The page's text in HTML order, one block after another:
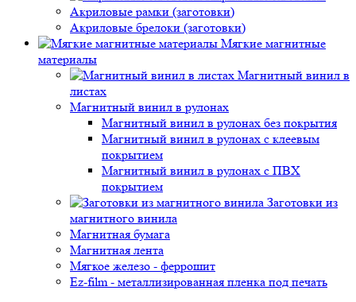
Акриловые рамки (заготовки)
Акриловые брелоки (заготовки)
Мягкие магнитные
материалы
Магнитный винил в
листах
Магнитный винил в рулонах
Магнитный винил в рулонах без покрытия
Магнитный винил в рулонах с клеевым
покрытием
Магнитный винил в рулонах с ПВХ
покрытием
Заготовки из
магнитного винила
Магнитная бумага
Магнитная лента
Мягкое железо - феррошит
Ez-film - металлизированная пленка под печать